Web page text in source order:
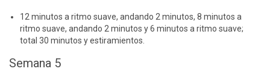
12 minutos a ritmo suave, andando 2 minutos, 8 minutos a
ritmo suave, andando 2 minutos y 6 minutos a ritmo suave;
total 30 minutos y estiramientos.
Semana 5